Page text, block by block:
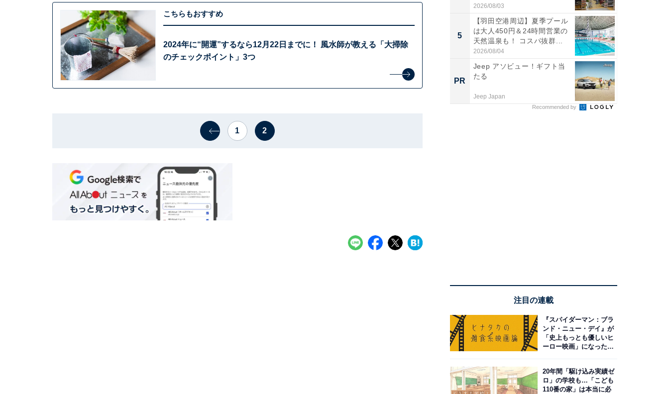
こちらもおすすめ
2024年に“開運”するなら12月22日までに！ 風水師が教える「大掃除
のチェックポイント」3つ
1 2
題。“さま...
2026/08/03
5
【羽田空港周辺】夏季プール
は大人450円＆24時間営業の
天然温泉も！ コスパ抜群...
2026/08/04
PR
Jeep アソビュー！ギフト当
たる
Jeep Japan
Recommended by
注目の連載
『スパイダーマン：ブラ
ンド・ニュー・デイ』が
「史上もっとも優しいヒ
ーロー映画」になった理
20年間「駆け込み実績ゼ
ロ」の学校も…「こども
110番の家」は本当に必